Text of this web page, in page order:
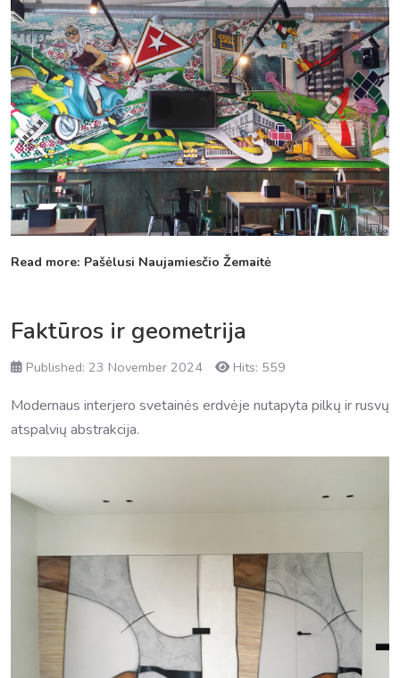
Read more: Pašėlusi Naujamiesčio Žemaitė
Faktūros ir geometrija
Published: 23 November 2024 Hits: 559
Modernaus interjero svetainės erdvėje nutapyta pilkų ir rusvų
atspalvių abstrakcija.